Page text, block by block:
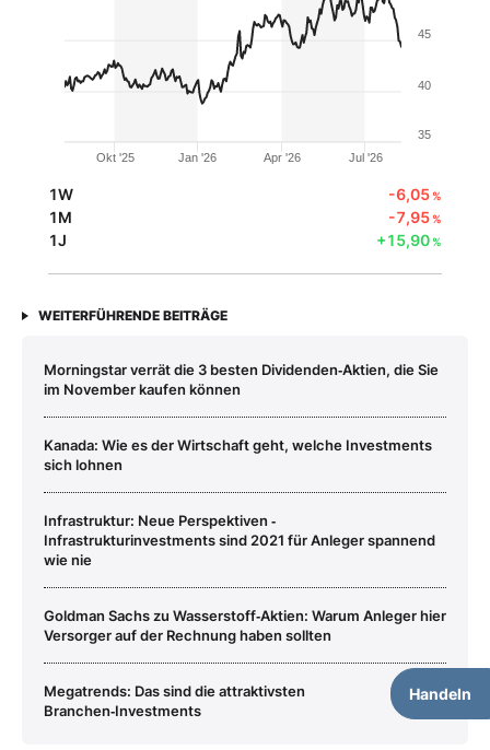
Handeln
Okt '25 Jan '26 Apr '26 Jul '26
35
40
45
1W -6,05%
1M -7,95%
1J +15,90%
WEITERFÜHRENDE BEITRÄGE
Morningstar verrät die 3 besten Dividenden‑Aktien, die Sie
im November kaufen können
Kanada: Wie es der Wirtschaft geht, welche Investments
sich lohnen
Infrastruktur: Neue Perspektiven ‑
Infrastrukturinvestments sind 2021 für Anleger spannend
wie nie
Goldman Sachs zu Wasserstoff‑Aktien: Warum Anleger hier
Versorger auf der Rechnung haben sollten
Megatrends: Das sind die attraktivsten
Branchen‑Investments